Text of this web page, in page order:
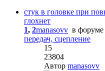
стук в головке при
глохнет
1, 2manasovv в форуме
передач, сцепление
15
23804
Автор manasovv